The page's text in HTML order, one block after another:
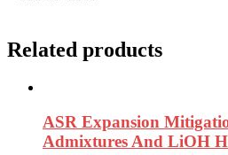
Related products
ASR Expansion
Admixtures And LiOH